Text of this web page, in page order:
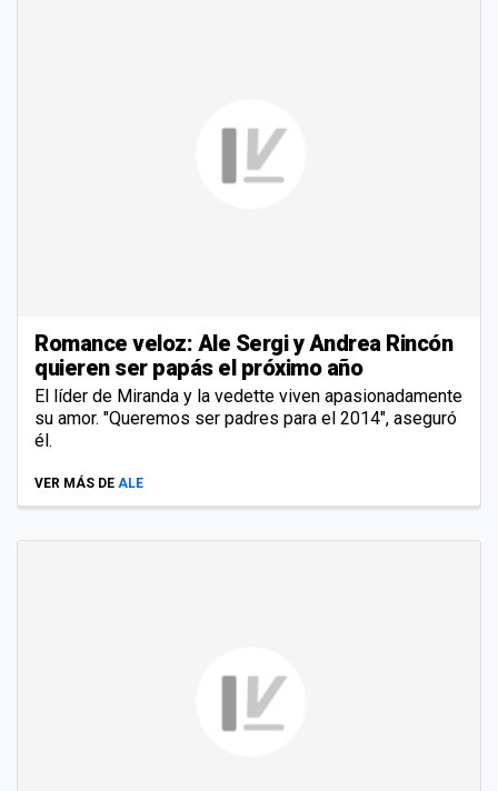
Romance veloz: Ale Sergi y Andrea Rincón
quieren ser papás el próximo año
El líder de Miranda y la vedette viven apasionadamente
su amor. "Queremos ser padres para el 2014", aseguró
él.
VER MÁS DE ALE